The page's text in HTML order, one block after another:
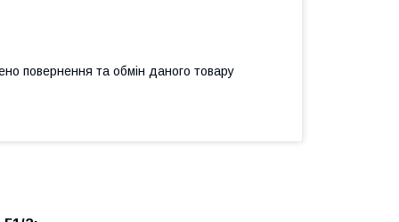
повернення та обмін даного товару